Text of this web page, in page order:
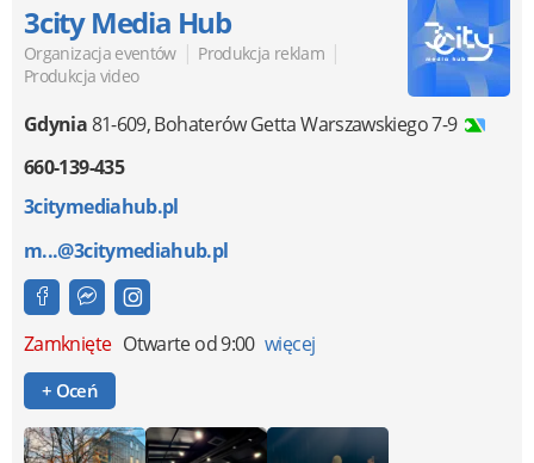
3city Media Hub
Organizacja eventów | Produkcja reklam |
Produkcja video
Gdynia81-609,Bohaterów Getta Warszawskiego 7-9
660-139-435
3citymediahub.pl
m...@3citymediahub.pl
Zamknięte Otwarte od 9:00 więcej
+ Oceń